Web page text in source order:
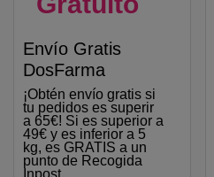
Envío Gratis
DosFarma
¡Obtén envío gratis si
tu pedidos es superir
a 65€! Si es superior a
49€ y es inferior a 5
kg, es GRATIS a un
punto de Recogida
Inpost.